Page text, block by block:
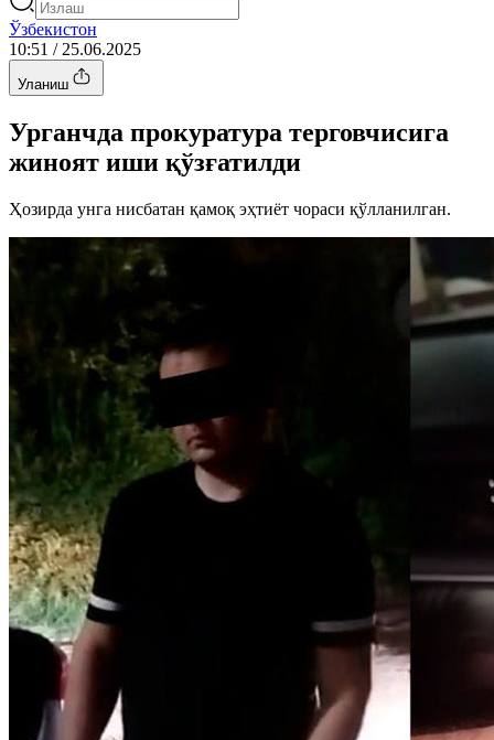
Ўзбекистон
10:51 / 25.06.2025
Уланиш
Урганчда прокуратура терговчисига
жиноят иши қўзғатилди
Ҳозирда унга нисбатан қамоқ эҳтиёт чораси қўлланилган.